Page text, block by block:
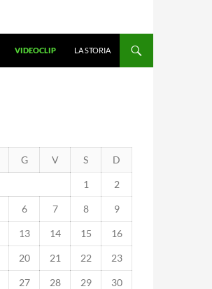
VIDEOCLIP LA STORIA
G V S D
1 2
6 7 8 9
13 14 15 16
20 21 22 23
27 28 29 30